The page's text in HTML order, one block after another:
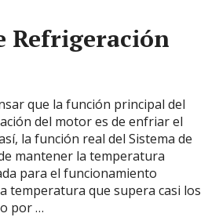
Refrigeración
que la función principal del
del motor es de enfriar el
la función real del Sistema de
mantener la temperatura
para el funcionamiento
temperatura que supera casi los
por …